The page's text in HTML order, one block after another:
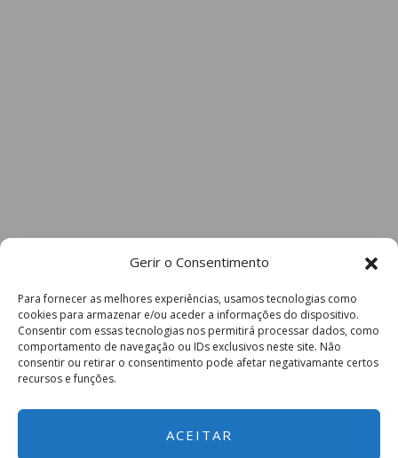
Gerir o Consentimento
Para fornecer as melhores experiências, usamos tecnologias como
cookies para armazenar e/ou aceder a informações do dispositivo.
Consentir com essas tecnologias nos permitirá processar dados, como
comportamento de navegação ou IDs exclusivos neste site. Não
consentir ou retirar o consentimento pode afetar negativamante certos
recursos e funções.
ACEITAR